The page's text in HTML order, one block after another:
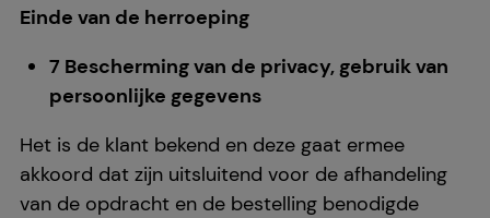
Einde van de herroeping
7 Bescherming van de privacy, gebruik van
persoonlijke gegevens
Het is de klant bekend en deze gaat ermee
akkoord dat zijn uitsluitend voor de afhandeling
van de opdracht en de bestelling benodigde